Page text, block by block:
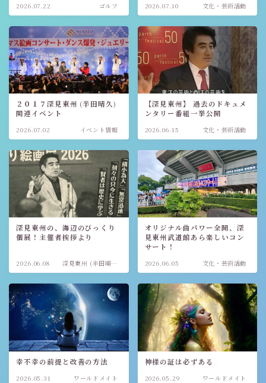
2026.07.22 ゴルフ 2026.07.10 文化・芸術活動
２０１７深見東州 (半田晴久)
関連イベント
2026.07.02 イベント情報
【深見東州】 過去のドキュメ
ンタリー番組一挙公開
2026.06.15 文化・芸術活動
深見東州の、海辺のびっくり
個展！主催者挨拶より
2026.06.08
深見東州 (半田晴
久)
オリジナル曲パワー全開、深
見東州武道館あら楽しいコン
サート！
2026.06.05 文化・芸術活動
幸不幸の前提と改善の方法
2026.05.31 ワールドメイト
神様の証は必ずある
2026.05.29 ワールドメイト